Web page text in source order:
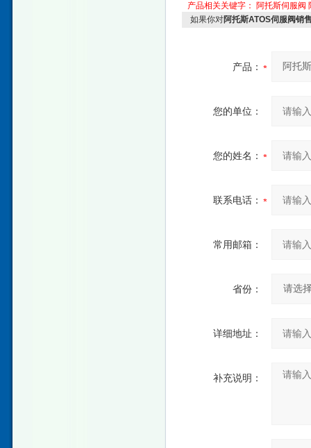
产品相关关键字： 阿托斯伺服阀
如果你对阿托斯ATOS伺服阀销
产品：
您的单位：
您的姓名：
联系电话：
常用邮箱：
省份：
详细地址：
补充说明：